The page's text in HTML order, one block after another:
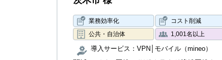
業務効率化
コスト削減
公共・自治体
1,001名以上
導入サービス： VPN モバイル（mineo）